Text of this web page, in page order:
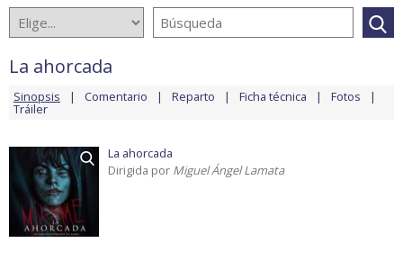
La ahorcada
Sinopsis Comentario Reparto Ficha técnica Fotos
Tráiler
La ahorcada
Dirigida por Miguel Ángel Lamata